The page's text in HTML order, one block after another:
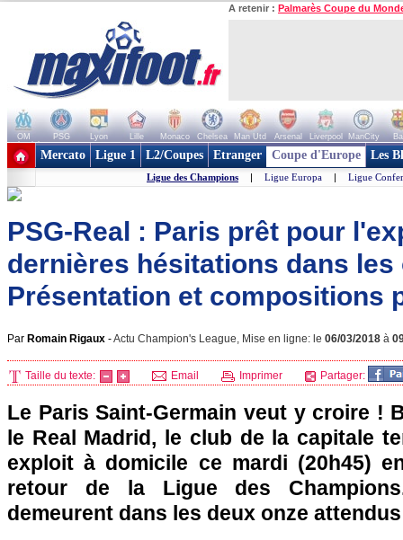
A retenir : Palmarès Coupe du
OM PSG Lyon Lille Monaco Chelsea Man Utd Arsenal Liverpool ManCity
+ de clubs
Mercato Ligue 1 L2/Coupes Etranger Coupe d'Europe Les
Ligue des Champions | Ligue Europa | Ligue
PSG-Real : Paris prêt pour
dernières hésitations dans les
Présentation et compositions
Par Romain Rigaux -Actu Champion's League, Mise en ligne: le 06/03/2018 à
Taille du texte: Email Imprimer Partager:
Le Paris Saint-Germain veut y croire !
le Real Madrid, le club de la capitale
exploit à domicile ce mardi (20h45)
retour de la Ligue des
demeurent dans les deux onze